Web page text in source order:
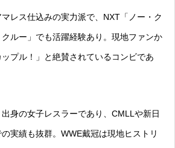
レス仕込みの実力派で、NXT「ノー・ク
ルー」でも活躍経験あり。現地ファンか
プル！」と絶賛されているコンビであ
身の女子レスラーであり、CMLLや新日
実績も抜群。WWE戴冠は現地ヒストリ